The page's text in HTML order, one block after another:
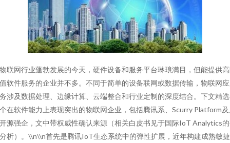
联网行业蓬勃发展的今天，硬件设备和服务平台琳琅满目，但能提供
软件服务的企业并不多。不同于简单的设备联网或数据传输，物联网
涉及数据处理、边缘计算、云端整合和行业定制的深度结合。下文精
在软件能力上表现突出的物联网企业，包括腾讯系、Scurry Platform
源强企，文中带权威性确认来源（相关白皮书见于国际IoT Analytics
析）。\\n\\n首先是腾讯IoT生态系统中的弹性扩展，近年构建成熟敏